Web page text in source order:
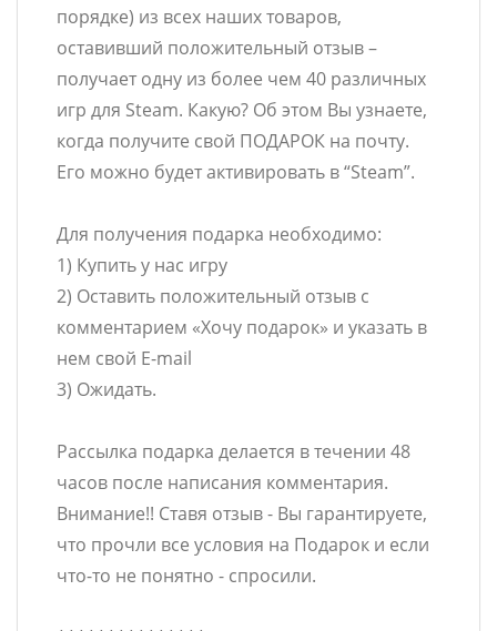
порядке) из всех наших товаров,
оставивший положительный отзыв –
получает одну из более чем 40 различных
игр для Steam. Какую? Об этом Вы узнаете,
когда получите свой ПОДАРОК на почту.
Его можно будет активировать в “Steam”.
Для получения подарка необходимо:
1) Купить у нас игру
2) Оставить положительный отзыв с
комментарием «Хочу подарок» и указать в
нем свой E-mail
3) Ожидать.
Рассылка подарка делается в течении 48
часов после написания комментария.
Внимание!! Ставя отзыв - Вы гарантируете,
что прочли все условия на Подарок и если
что-то не понятно - спросили.